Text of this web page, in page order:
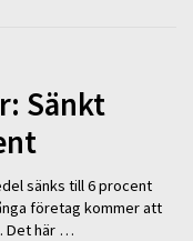
Sänkt
sänks till 6 procent
företag kommer att
Det här …